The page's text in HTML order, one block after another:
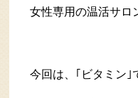
女性専用の温活サロ
今回は、｢ビタミン｣